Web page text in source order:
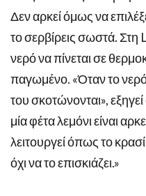
Δεν αρκεί όμως να
το σερβίρεις σωστά. Στη
νερό να πίνεται σε
παγωμένο. «Όταν το νερό
του σκοτώνονται»,
μία φέτα λεμόνι είναι
λειτουργεί όπως το
όχι να το επισκιάζει.»